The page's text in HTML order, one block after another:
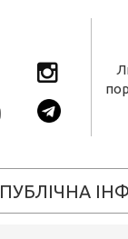
ПУБЛІЧНА